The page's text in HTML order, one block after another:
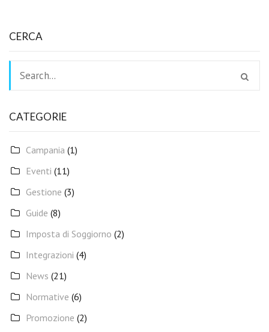
CERCA
CATEGORIE
Campania (1)
Eventi (11)
Gestione (3)
Guide (8)
Imposta di Soggiorno (2)
Integrazioni (4)
News (21)
Normative (6)
Promozione (2)